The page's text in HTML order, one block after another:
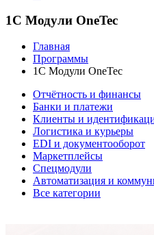
1C Модули OneTec
Главная
Программы
1C Модули OneTec
Отчётность и финансы
Банки и платежи
Клиенты и
Логистика и курьеры
EDI и документооборот
Маркетплейсы
Спецмодули
Автоматизация и
Все категории